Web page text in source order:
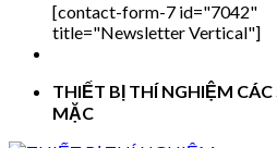
[contact-form-7 id="7042"
title="Newsletter Vertical"]
THIẾT BỊ THÍ NGHIỆM
MẶC